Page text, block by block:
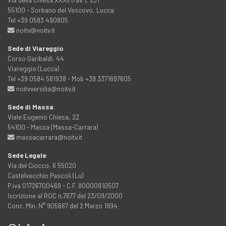
55100 - Sorbano del Vescovo, Lucca
Tel +39 0583 490805
noitv@noitv.it
Sede di Viareggio
Corso Garibaldi, 44
Viareggio (Lucca)
Tel +39 0584 581938 - Mob +39 3371697605
noitvversilia@noitv.it
Sede di Massa
Viale Eugenio Chiesa, 22
54100 - Massa (Massa-Carrara)
massacarrara@noitv.it
Sede Legale
Via del Ciocco, 6 55020
Castelvecchio Pascoli (Lu)
P.iva 01726700469 - C.F. 80000910507
Iscrizione al ROC n.7677 del 23/09/2000
Conc. Min. N° 905667 del 2 Marzo 1994